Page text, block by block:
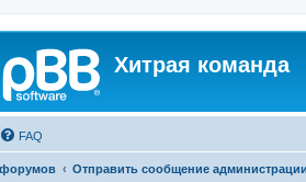
Хитрая команда
FAQ
Отправить сообщение